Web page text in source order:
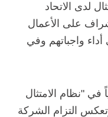
لدى الاتحاد
على الأعمال
واجباتهم وفي
في "نظام الامتثال
التزام الشركة